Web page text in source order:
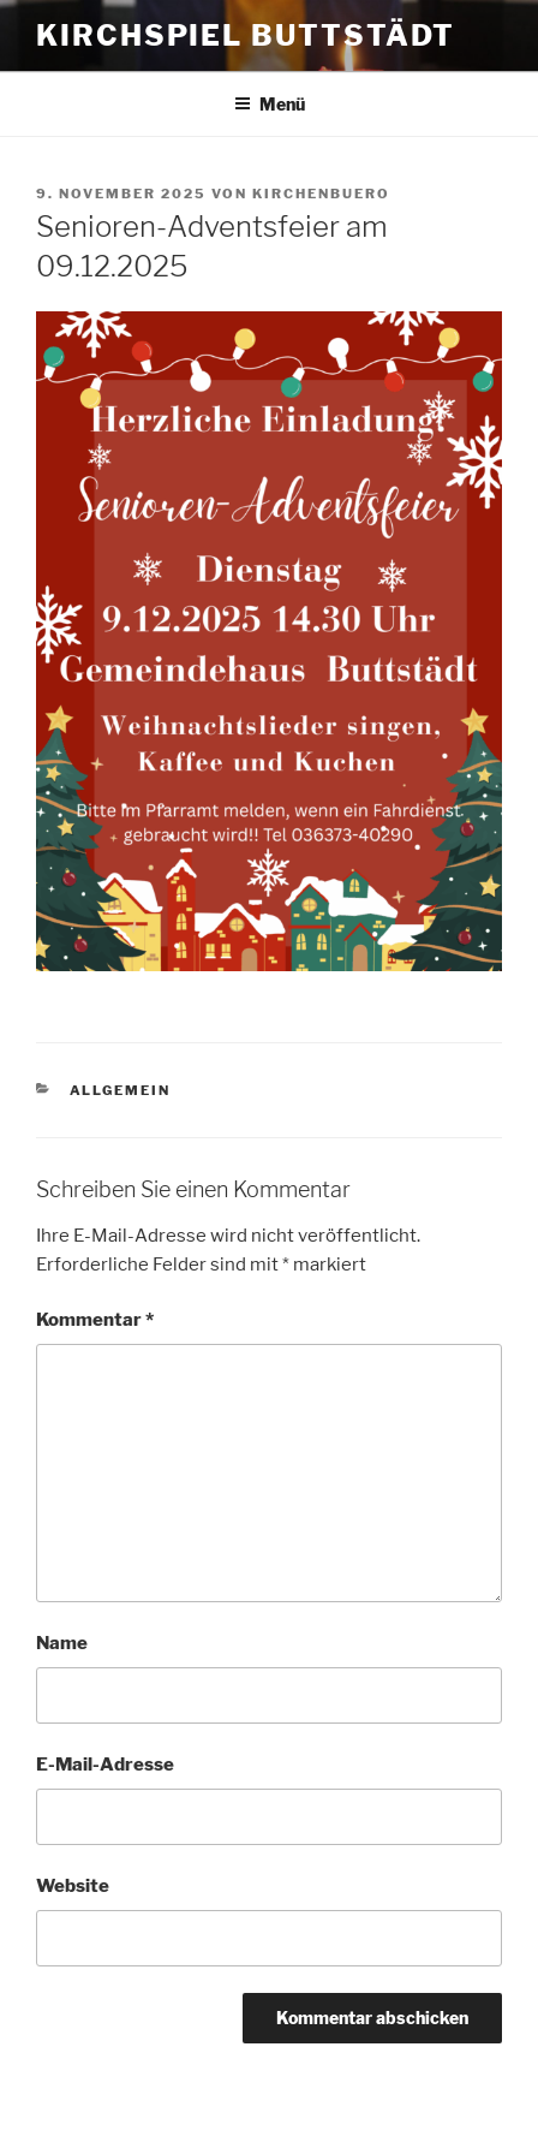
Zum
Inhalt
springen
KIRCHSPIEL BUTTSTÄDT
Menü
VERÖFFENTLICHT
AM
9. NOVEMBER 2025 VON KIRCHENBUERO
Senioren-Adventsfeier am
09.12.2025
KATEGORIEN
ALLGEMEIN
Schreiben Sie einen Kommentar
Ihre E-Mail-Adresse wird nicht veröffentlicht.
Erforderliche Felder sind mit* markiert
Kommentar*
Name
E-Mail-Adresse
Website